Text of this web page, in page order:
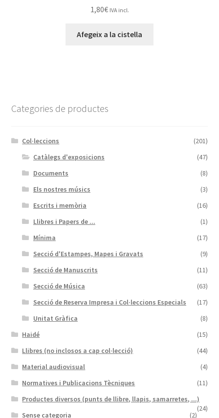
1,80€ IVA incl.
Afegeix a la cistella
Categories de productes
Col·leccions
(201)
Catàlegs d'exposicions
(47)
Documents
(8)
Els nostres músics
(3)
Escrits i memòria
(16)
Llibres i Papers de ...
(1)
Mínima
(17)
Secció d'Estampes, Mapes i Gravats
(9)
Secció de Manuscrits
(11)
Secció de Música
(63)
Secció de Reserva Impresa i Col·leccions Especials
(17)
Unitat Gràfica
(8)
Haidé
(15)
Llibres (no inclosos a cap col·lecció)
(44)
Material audiovisual
(4)
Normatives i Publicacions Tècniques
(11)
Productes diversos (punts de llibre, llapis, samarretes, ...)
(24)
Sense categoria (2)